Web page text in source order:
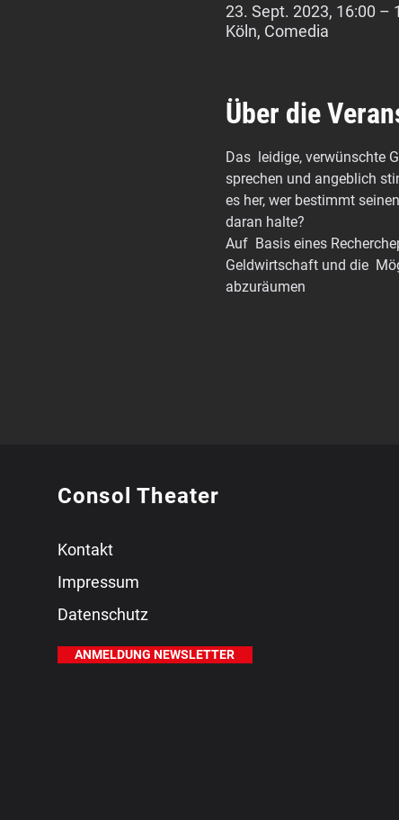
23. Sept. 2023, 16:00 –
Köln, Comedia
Über die
Das  leidige, verwünschte
sprechen und angeblich
es her, wer bestimmt
daran halte?
Auf  Basis eines
Geldwirtschaft und die
abzuräumen
Consol Theater
Kontakt
Impressum
Datenschutz
ANMELDUNG NEWSLETTER